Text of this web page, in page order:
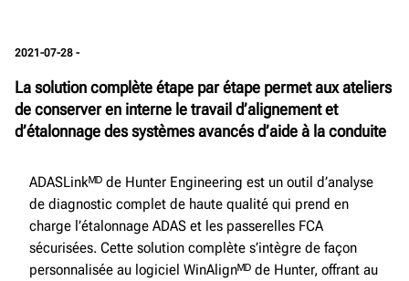
2021-07-28 -
La solution complète étape par étape permet aux ateliers
de conserver en interne le travail d’alignement et
d’étalonnage des systèmes avancés d’aide à la conduite
ADASLinkᴹᴰ de Hunter Engineering est un outil d’analyse
de diagnostic complet de haute qualité qui prend en
charge l’étalonnage ADAS et les passerelles FCA
sécurisées. Cette solution complète s’intègre de façon
personnalisée au logiciel WinAlignᴹᴰ de Hunter, offrant au